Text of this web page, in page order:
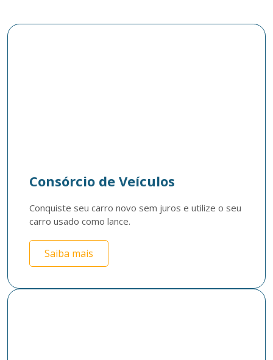
Consórcio de Veículos
Conquiste seu carro novo sem juros e utilize o seu
carro usado como lance.
Saiba mais